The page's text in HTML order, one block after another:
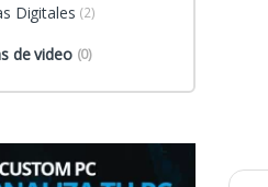
Digitales (2)
de video (0)